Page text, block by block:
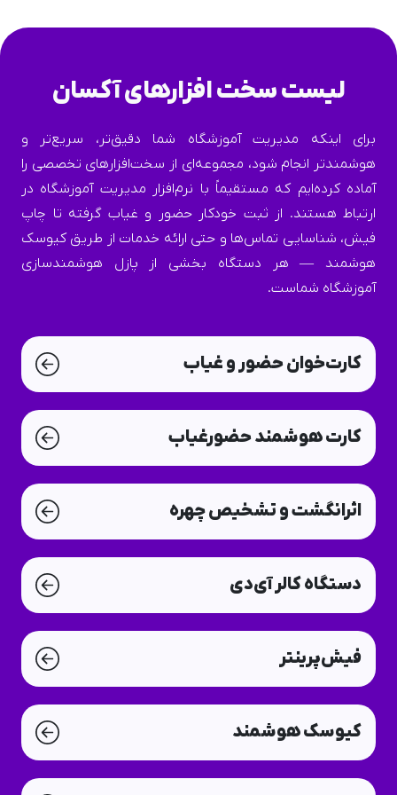
لیست سخت افزارهای آکسان
برای اینکه مدیریت آموزشگاه شما دقیق‌تر، سریع‌تر و
هوشمندتر انجام شود، مجموعه‌ای از سخت‌افزارهای تخصصی را
آماده کرده‌ایم که مستقیماً با نرم‌افزار مدیریت آموزشگاه در
ارتباط هستند. از ثبت خودکار حضور و غیاب گرفته تا چاپ
فیش، شناسایی تماس‌ها و حتی ارائه خدمات از طریق کیوسک
هوشمند — هر دستگاه بخشی از پازل هوشمندسازی
آموزشگاه شماست.
کارت‌خوان حضور و غیاب
کارت هوشمند حضورغیاب
اثرانگشت و تشخیص چهره
دستگاه کالر آی‌دی
فیش‌پرینتر
کیوسک هوشمند